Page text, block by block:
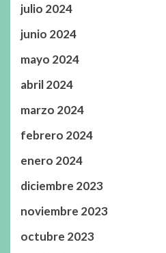
julio 2024
junio 2024
mayo 2024
abril 2024
marzo 2024
febrero 2024
enero 2024
diciembre 2023
noviembre 2023
octubre 2023